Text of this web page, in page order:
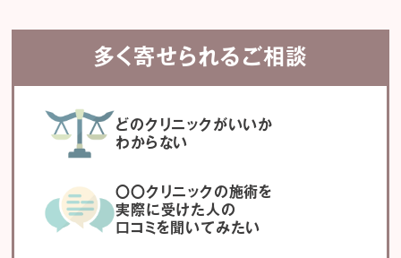
多く寄せられるご相談
どのクリニックがいいか
わからない
〇〇クリニックの施術を
実際に受けた人の
口コミを聞いてみたい